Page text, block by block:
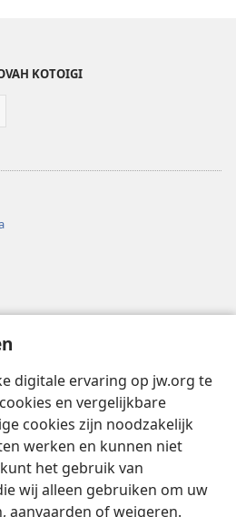
digitale ervaring op jw.org te
en vergelijkbare
cookies zijn noodzakelijk
werken en kunnen niet
het gebruik van
wij alleen gebruiken om uw
aanvaarden of weigeren.
KOTOIGI
INTERNET™